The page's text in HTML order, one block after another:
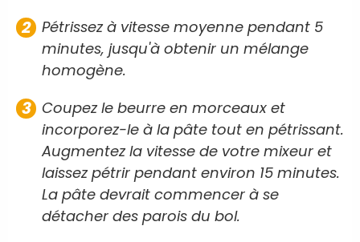
Pétrissez à vitesse moyenne pendant 5
minutes, jusqu'à obtenir un mélange
homogène.
Coupez le beurre en morceaux et
incorporez-le à la pâte tout en pétrissant.
Augmentez la vitesse de votre mixeur et
laissez pétrir pendant environ 15 minutes.
La pâte devrait commencer à se
détacher des parois du bol.